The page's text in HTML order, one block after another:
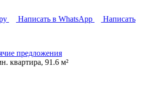
Написать в WhatsApp
Написать
предложения
квартира, 91.6 м²